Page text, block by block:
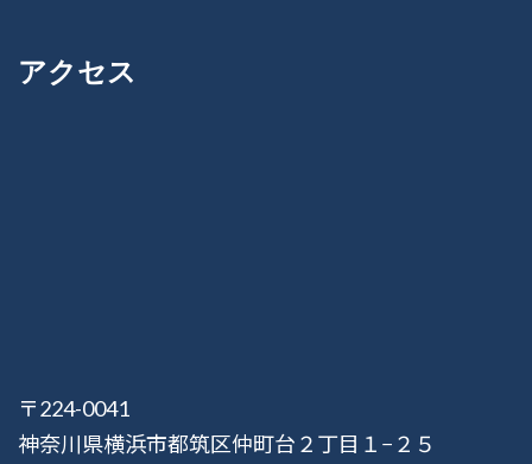
アクセス
〒224-0041
神奈川県横浜市都筑区仲町台２丁目１−２５